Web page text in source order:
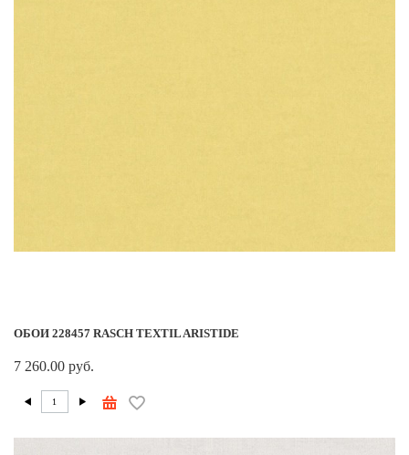
ОБОИ 228457 RASCH TEXTIL ARISTIDE
7 260.00 руб.